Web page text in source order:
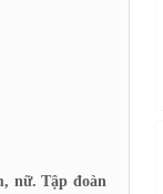
nữ. Tập đoàn